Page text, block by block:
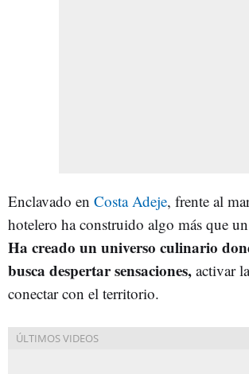
Enclavado en Costa Adeje, frente al
hotelero ha construido algo más que
Ha creado ununiverso culinario
busca despertar sensaciones, activar
conectar con el territorio.